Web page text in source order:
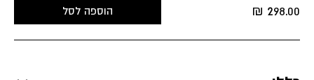
הוספה לסל 298.00
₪